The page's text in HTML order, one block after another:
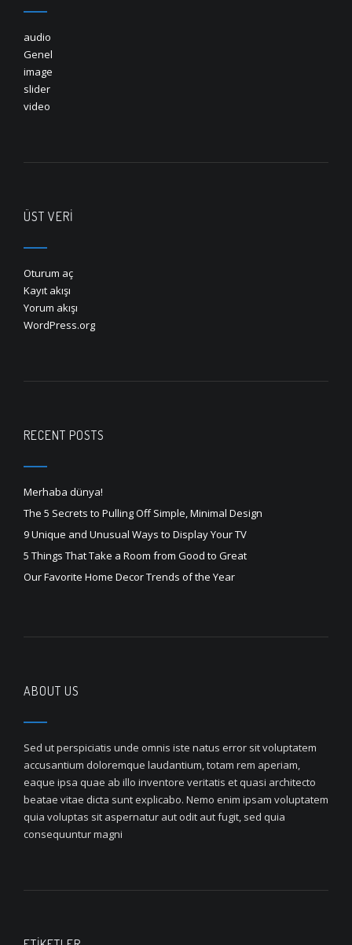
audio
Genel
image
slider
video
ÜST VERI
Oturum aç
Kayıt akışı
Yorum akışı
WordPress.org
RECENT POSTS
Merhaba dünya!
The 5 Secrets to Pulling Off Simple, Minimal Design
9 Unique and Unusual Ways to Display Your TV
5 Things That Take a Room from Good to Great
Our Favorite Home Decor Trends of the Year
ABOUT US
Sed ut perspiciatis unde omnis iste natus error sit voluptatem
accusantium doloremque laudantium, totam rem aperiam,
eaque ipsa quae ab illo inventore veritatis et quasi architecto
beatae vitae dicta sunt explicabo. Nemo enim ipsam voluptatem
quia voluptas sit aspernatur aut odit aut fugit, sed quia
consequuntur magni